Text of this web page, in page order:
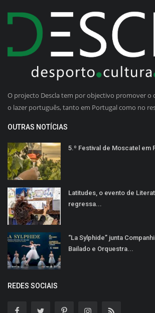
O projecto Descla tem por objectivo promover o
o lazer português, tanto em Portugal como no
OUTRAS NOTÍCIAS
5.º Festival de Moscatel em
Latitudes, o evento de
regressa...
“La Sylphide” junta
Bailado e Orquestra...
REDES SOCIAIS